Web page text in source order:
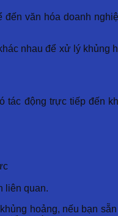
văn hóa doanh
nhau để xử lý khủng
động trực tiếp đến
liên quan.
hoảng, nếu bạn